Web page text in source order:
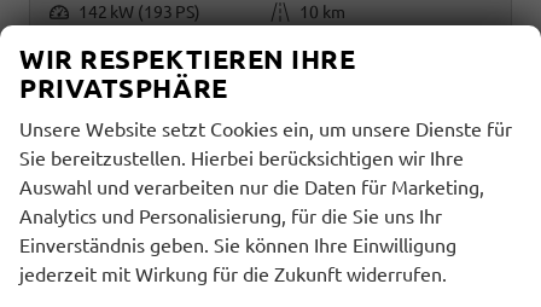
Leistung 142 kW (193 PS) Kilometerstand
10 km
42.490,– €
Verbrauch kombiniert:6,60 l/100km
CO 2-Klasse: F
CO
2 -Emissionen: 174,00 g/km
WIR RESPEKTIEREN IHRE
PRIVATSPHÄRE
Unsere Website setzt Cookies ein, um unsere Dienste für
Sie bereitzustellen. Hierbei berücksichtigen wir Ihre
Auswahl und verarbeiten nur die Daten für Marketing,
Analytics und Personalisierung, für die Sie uns Ihr
Einverständnis geben. Sie können Ihre Einwilligung
jederzeit mit Wirkung für die Zukunft widerrufen.